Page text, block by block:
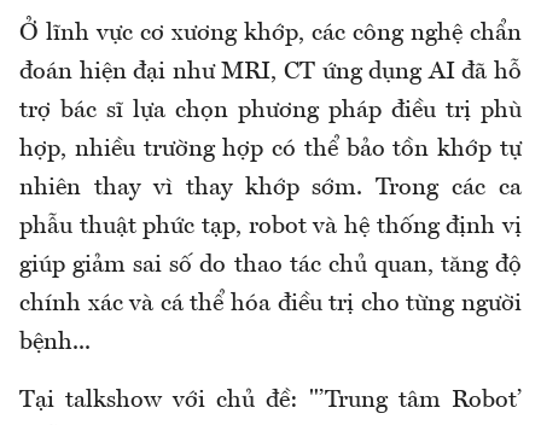
Ở lĩnh vực cơ xương khớp, các công nghệ chẩn
đoán hiện đại như MRI, CT ứng dụng AI đã hỗ
trợ bác sĩ lựa chọn phương pháp điều trị phù
hợp, nhiều trường hợp có thể bảo tồn khớp tự
nhiên thay vì thay khớp sớm. Trong các ca
phẫu thuật phức tạp, robot và hệ thống định vị
giúp giảm sai số do thao tác chủ quan, tăng độ
chính xác và cá thể hóa điều trị cho từng người
bệnh...
Tại talkshow với chủ đề: "’Trung tâm Robot’